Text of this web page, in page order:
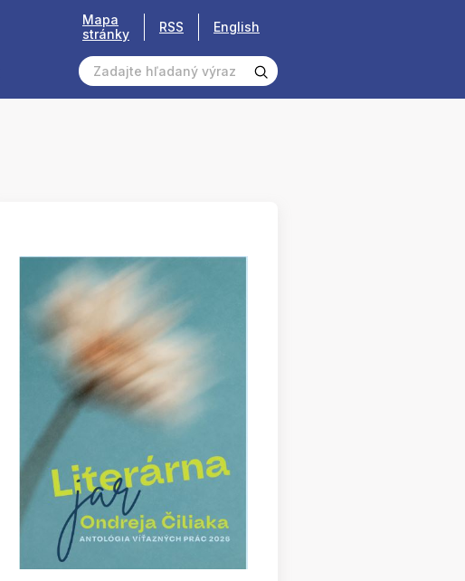
Mapa
stránky
RSS English